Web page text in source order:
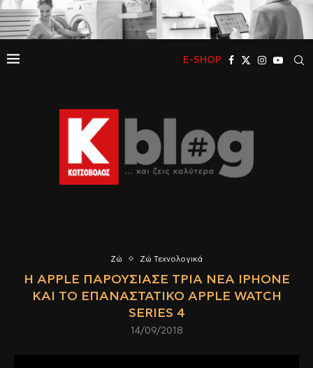
E-SHOP
Ζώ Ζώ Τεχνολογικά
Η APPLE ΠΑΡΟΥΣΊΑΣΕ ΤΡΊΑ ΝΈΑ IPHONE
ΚΑΙ ΤΟ ΕΠΑΝΑΣΤΑΤΙΚΌ APPLE WATCH
SERIES 4
14/09/2018